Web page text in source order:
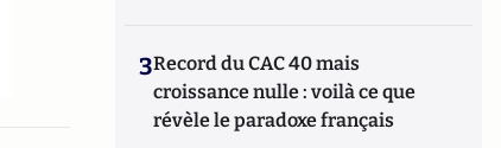
3Record du CAC 40 mais
croissance nulle : voilà ce que
révèle le paradoxe français